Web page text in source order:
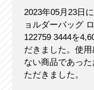
2023年05月23日
ョルダーバッグ
122759 3444を
だきました。使
ない商品であっ
ただきました。